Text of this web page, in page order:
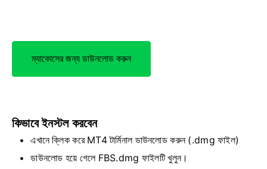
ম্যাকোসের জন্য ডাউনলোড করুন
কিভাবে ইনস্টল করবেন
এখানে ক্লিক করে MT4 টার্মিনাল ডাউনলোড করুন (.dmg ফাইল)
ডাউনলোড হয়ে গেলে FBS.dmg ফাইলটি খুলুন।